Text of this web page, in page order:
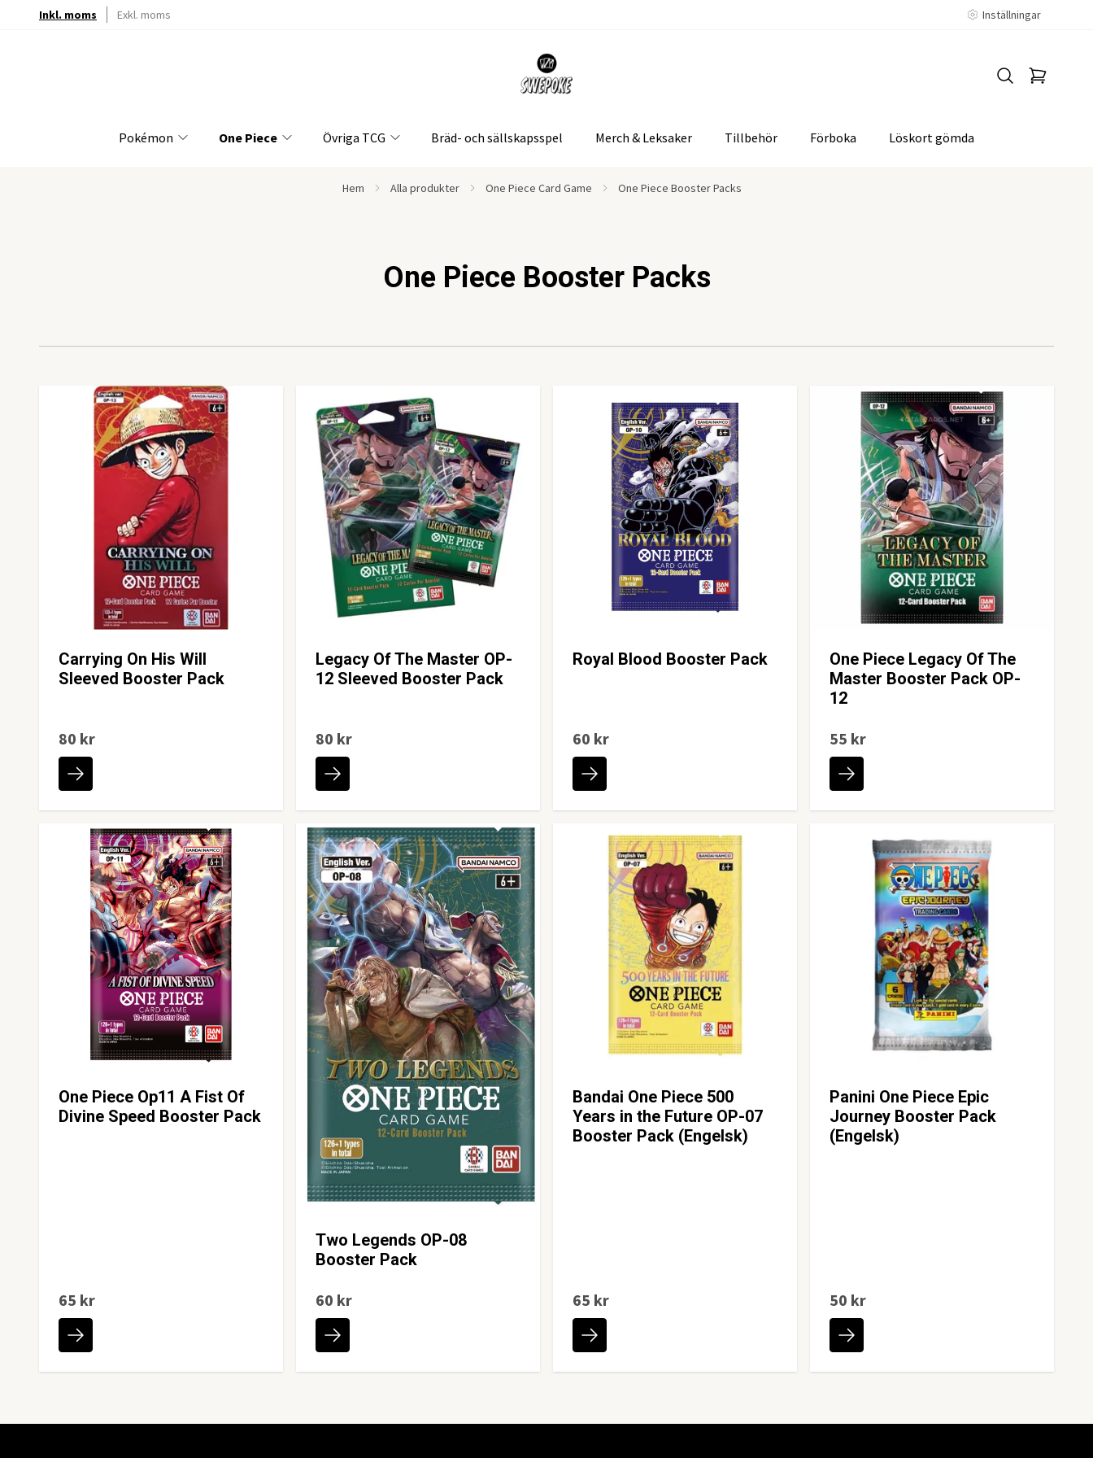
Inkl. moms Exkl. moms Inställningar
Pokémon One Piece Övriga TCG Bräd- och sällskapsspel Merch & Leksaker Tillbehör Förboka Löskort gömda
Hem Alla produkter One Piece Card Game One Piece Booster Packs
One Piece Booster Packs
Carrying On His Will
Sleeved Booster Pack
80 kr
Legacy Of The Master OP-
12 Sleeved Booster Pack
80 kr
Royal Blood Booster Pack
60 kr
One Piece Legacy Of The
Master Booster Pack OP-
12
55 kr
One Piece Op11 A Fist Of
Divine Speed Booster Pack
65 kr
Two Legends OP-08
Booster Pack
60 kr
Bandai One Piece 500
Years in the Future OP-07
Booster Pack (Engelsk)
65 kr
Panini One Piece Epic
Journey Booster Pack
(Engelsk)
50 kr